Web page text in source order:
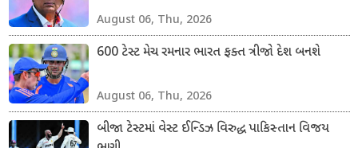
August 06, Thu, 2026
600 ટેસ્ટ મેચ રમનાર ભારત ફક્ત ત્રીજો દેશ બનશે
August 06, Thu, 2026
બીજા ટેસ્ટમાં વેસ્ટ ઈન્ડિઝ વિરુદ્ધ પાકિસ્તાન વિજય